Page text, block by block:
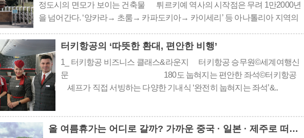
정도시의 면모가 보이는 건축물 튀르키예 역사의 시작점은 무려 1만2000년
을 넘어간다. ‘앙카라→ 초룸→ 카파도키아→ 카이세리’ 등 아나톨리아 지역의
터키항공의 ‘따뜻한 환대, 편안한 비행’
1_ 터키항공 비즈니스 클래스&라운지 터키항공 승무원©세계여행신
문 180도 눕혀지는 편안한 좌석©터키항공
셰프가 직접 서빙하는 다양한 기내식 ‘완전히 눕혀지는 좌석’&..
올 여름휴가는 어디로 갈까? 가까운 중국 · 일본 · 제주로 떠나요